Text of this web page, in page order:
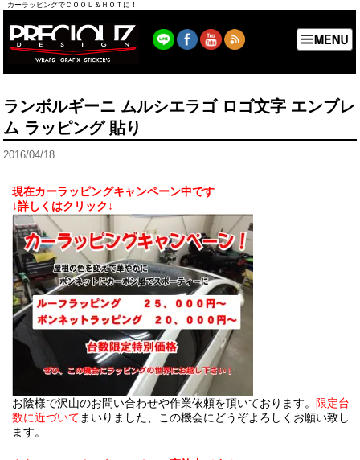
カーラッピングでＣＯＯＬ＆ＨＯＴに！
ランボルギーニ ムルシエラゴ ロゴ文字 エンブレ
ム ラッピング 貼り
2016/04/18
現在カーラッピングキャンペーン中です
↓詳しくはクリック↓
お陰様で沢山のお問い合わせや作業依頼を頂いております。 限定台
数に近づいて まいりました、この機会にどうぞよろしくお願い致し
ます。